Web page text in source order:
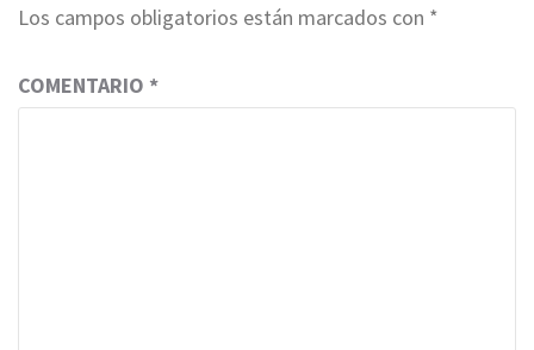
Los campos obligatorios están marcados con *
COMENTARIO *